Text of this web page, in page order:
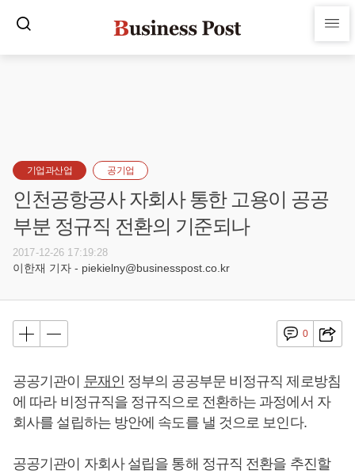
기업과산업 공기업
인천공항공사 자회사 통한 고용이 공공
부분 정규직 전환의 기준되나
2017-12-26 17:19:28
이한재 기자 - piekielny@businesspost.co.kr
0
공공기관이 문재인 정부의 공공부문 비정규직 제로방침
에 따라 비정규직을 정규직으로 전환하는 과정에서 자
회사를 설립하는 방안에 속도를 낼 것으로 보인다.
공공기관이 자회사 설립을 통해 정규직 전환을 추진할